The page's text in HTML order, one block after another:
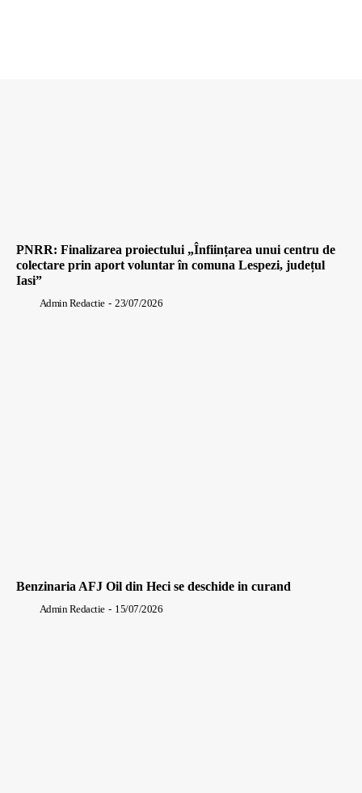
PNRR: Finalizarea proiectului „Înființarea unui centru de
colectare prin aport voluntar în comuna Lespezi, județul
Iasi”
Admin Redactie - 23/07/2026
Benzinaria AFJ Oil din Heci se deschide in curand
Admin Redactie - 15/07/2026